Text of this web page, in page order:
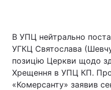
В УПЦ нейтрально
УГКЦ Святослава
позицію Церкви щодо
Хрещення в УПЦ КП. Про
«Комерсанту» заявив